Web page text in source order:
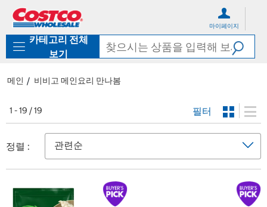
로
기
가
마이페이지
카테고리 전체
보기
메인 비비고 메인요리 만나봄
1 - 19 / 19 필터
정렬 :